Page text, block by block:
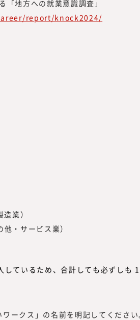
理工学部
ー企業を
的に縛られない
を展開しています
2022年7月に、
ィア『
キャリア形成に
同時に、フリー
を活用する企業
また、昨今、オ
い合わせや引き
ークス総合研究
／リスキリング
材は8万名を越
めのプラットフ
き方や、企業で
知見をもって、
供していきたい
「本当に必要と
「地方への就業意識調査」
report/knock2024/
業）
ビス業）
ているため、合計しても必ずしも
ークス」の名前を明記してください